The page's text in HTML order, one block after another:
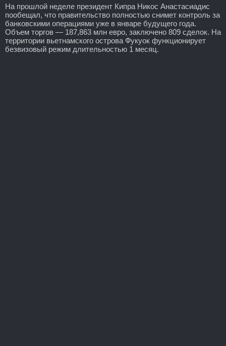
На прошлой неделе президент Кипра Никос Анастасиадис
пообещал, что правительство полностью снимет контроль за
банковскими операциями уже в январе будущего года.
Объем торгов — 187,863 млн евро, заключено 809 сделок. На
территории вьетнамского острова Фукуок функционирует
безвизовый режим длительностью 1 месяц.